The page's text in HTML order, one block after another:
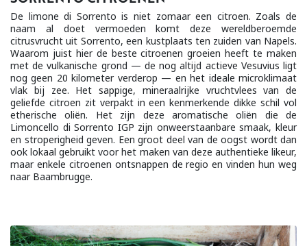
De limone di Sorrento is niet zomaar een citroen. Zoals de
naam al doet vermoeden komt deze wereldberoemde
citrusvrucht uit Sorrento, een kustplaats ten zuiden van Napels.
Waarom juist hier de beste citroenen groeien heeft te maken
met de vulkanische grond — de nog altijd actieve Vesuvius ligt
nog geen 20 kilometer verderop — en het ideale microklimaat
vlak bij zee. Het sappige, mineraalrijke vruchtvlees van de
geliefde citroen zit verpakt in een kenmerkende dikke schil vol
etherische oliën. Het zijn deze aromatische oliën die de
Limoncello di Sorrento IGP zijn onweerstaanbare smaak, kleur
en stroperigheid geven. Een groot deel van de oogst wordt dan
ook lokaal gebruikt voor het maken van deze authentieke likeur,
maar enkele citroenen ontsnappen de regio en vinden hun weg
naar Baambrugge.